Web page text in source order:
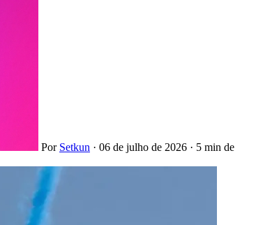
Por Setkun · 06 de julho de 2026 · 5 min de